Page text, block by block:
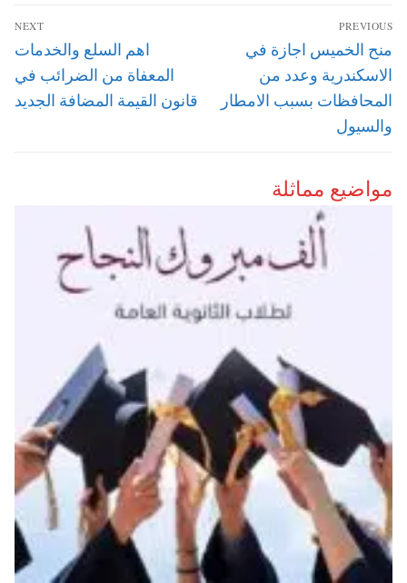
تصفّح
المقالات
PREVIOUS
Previous
post:
منح الخميس اجازة في
الاسكندرية وعدد من
المحافظات بسبب الامطار
والسيول
NEXT
Next
post:
اهم السلع والخدمات
المعفاة من الضرائب في
قانون القيمة المضافة الجديد
مواضيع مماثلة